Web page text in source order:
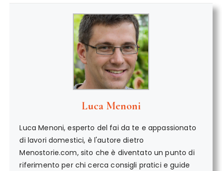
Luca Menoni
Luca Menoni, esperto del fai da te e appassionato
di lavori domestici, è l'autore dietro
Menostorie.com, sito che è diventato un punto di
riferimento per chi cerca consigli pratici e guide